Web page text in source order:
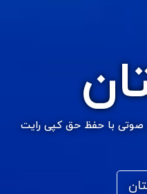
صوتی با حفظ حق کپی رایت